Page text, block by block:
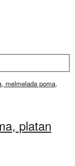
platan